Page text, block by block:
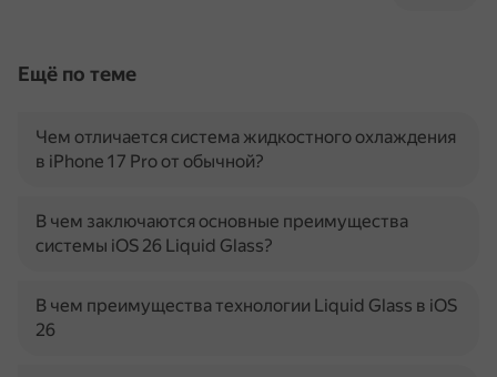
Ещё по теме
Чем отличается система жидкостного охлаждения
в iPhone 17 Pro от обычной?
В чем заключаются основные преимущества
системы iOS 26 Liquid Glass?
В чем преимущества технологии Liquid Glass в iOS
26